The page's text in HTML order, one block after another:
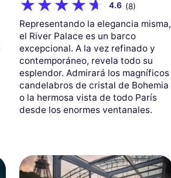
4.6 (8)
Representando la elegancia misma,
el River Palace es un barco
excepcional. A la vez refinado y
contemporáneo, revela todo su
esplendor. Admirará los magníficos
candelabros de cristal de Bohemia
o la hermosa vista de todo París
desde los enormes ventanales.